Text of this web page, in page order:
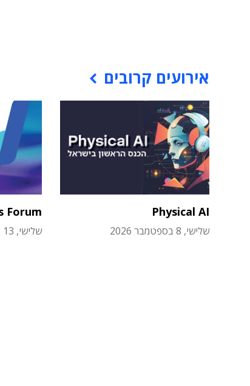
אירועים קרובים
Physical AI
שלישי, 8 בספטמבר 2026
Forum
שלישי, 13 באוקטובר 2026